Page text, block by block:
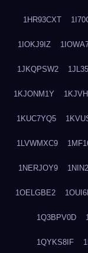
1HR93CXT
1IOKJ9IZ
1JKQPSW2
1KJONM1Y
1KUC7YQ5
1LVWMXC9
1NERJOY9
1OELGBE2
1Q3BPV0D
1QYKS8IF